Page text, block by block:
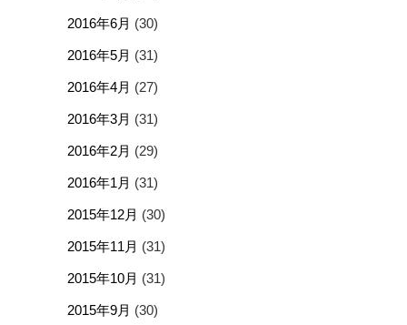
2016年6月 (30)
2016年5月 (31)
2016年4月 (27)
2016年3月 (31)
2016年2月 (29)
2016年1月 (31)
2015年12月 (30)
2015年11月 (31)
2015年10月 (31)
2015年9月 (30)